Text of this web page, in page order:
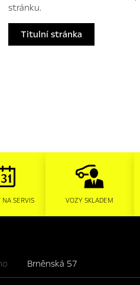
stránku.
Titulní stránka
SERVIS VOZY SKLADEM
Brněnská 57